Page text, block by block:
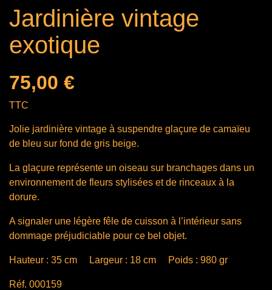
Jardinière vintage
exotique
75,00 €
TTC
Jolie jardinière vintage à suspendre glaçure de camaïeu
de bleu sur fond de gris beige.
La glaçure représente un oiseau sur branchages dans un
environnement de fleurs stylisées et de rinceaux à la
dorure.
A signaler une légère fêle de cuisson à l’intérieur sans
dommage préjudiciable pour ce bel objet.
Hauteur : 35 cm Largeur : 18 cm Poids : 980 gr
Réf. 000159